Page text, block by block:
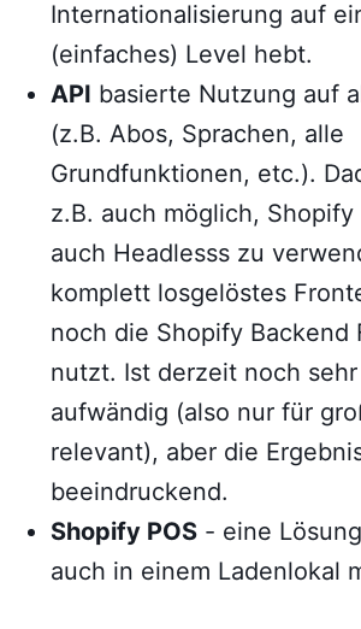
Internationalisierung auf
(einfaches) Level hebt.
API basierte Nutzung auf
(z.B. Abos, Sprachen, alle
Grundfunktionen, etc.).
z.B. auch möglich,
auch Headlesss zu
komplett losgelöstes
noch die Shopify Backend
nutzt. Ist derzeit noch
aufwändig (also nur für
relevant), aber die
beeindruckend.
Shopify POS- eine
auch in einem Ladenlokal